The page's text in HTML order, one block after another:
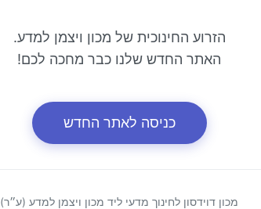
הזרוע החינוכית של מכון ויצמן למדע.
האתר החדש שלנו כבר מחכה לכם!
כניסה לאתר החדש
מכון דוידסון לחינוך מדעי ליד מכון ויצמן למדע (ע״ר)